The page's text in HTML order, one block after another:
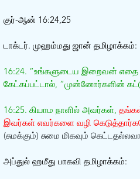
குர்-ஆன் 16:24,25
டாக்டர். முஹம்மது ஜான் தமிழாக்கம்:
16:24. “உங்களுடைய இறைவன் எதை
கேட்கப்பட்டால், “முன்னோர்களின்
16:25. கியாம நாளில் அவர்கள்,
இவர்கள் எவர்களை வழி
(சுமக்கும்) சுமை மிகவும்
அப்துல் ஹமீது பாகவி தமிழாக்கம்: